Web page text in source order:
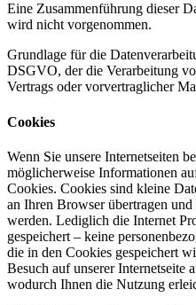
Eine Zusammenführung dieser
wird nicht vorgenommen.
Grundlage für die
DSGVO, der die Verarbeitung
Vertrags oder vorvertraglicher
Cookies
Wenn Sie unsere Internetseiten
möglicherweise Informationen
Cookies. Cookies sind kleine
an Ihren Browser übertragen und
werden. Lediglich die Internet
gespeichert – keine
die in den Cookies gespeichert
Besuch auf unserer Internetseite
wodurch Ihnen die Nutzung